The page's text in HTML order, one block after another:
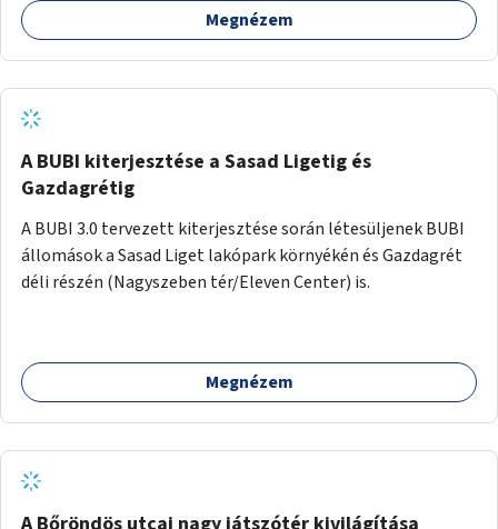
barátságosabbá és zöldebbé lehetne tenni a megállókat.
Megnézem
A BUBI kiterjesztése a Sasad Ligetig és
Gazdagrétig
A BUBI 3.0 tervezett kiterjesztése során létesüljenek BUBI
állomások a Sasad Liget lakópark környékén és Gazdagrét
déli részén (Nagyszeben tér/Eleven Center) is.
Megnézem